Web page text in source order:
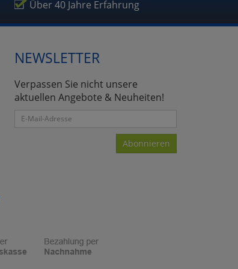
Über 40 Jahre Erfahrung
NEWSLETTER
Verpassen Sie nicht unsere
aktuellen Angebote & Neuheiten!
Abonnieren